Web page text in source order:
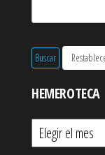
HEMEROTECA
Hemeroteca